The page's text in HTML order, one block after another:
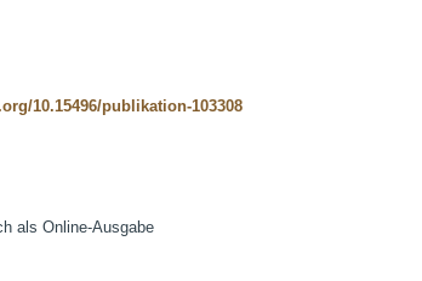
10.15496/publikation-103308
als Online-Ausgabe